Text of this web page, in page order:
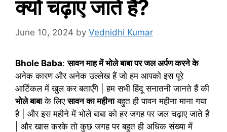
क्यों चढ़ाए जाते हैं?
June 10, 2024 by Vednidhi Kumar
Bhole Baba:सावन माह में भोले बाबा पर जल अर्पण करने के
अनेक कारण और अनेक उल्लेख हैं जो हम आपको इस पूरे
आर्टिकल में खुल कर बताएँगे | हम सभी हिंदू सनातनी जानते हैं की
भोले बाबाके लिएसावन का महीनाबहुत ही पावन महीना माना गया
है | और इस महीने में भोले बाबा को हर जगह पर जल चढ़ाए जाते हैं
| और खास करके तो कुछ जगह पर बहुत ही अधिक संख्या में